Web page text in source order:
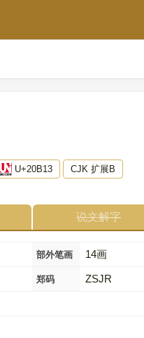
U+20B13 CJK 扩展B
说文解字
部外笔画 14画
郑码 ZSJR